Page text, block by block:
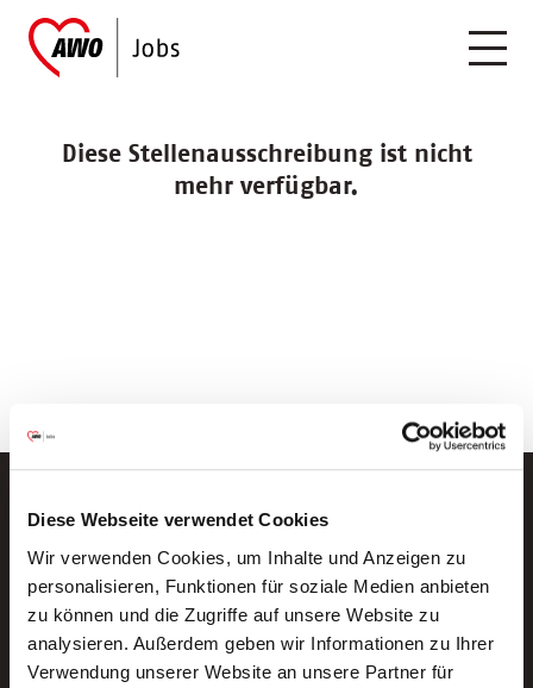
Diese Webseite verwendet Cookies
Wir verwenden Cookies, um Inhalte und Anzeigen zu
personalisieren, Funktionen für soziale Medien anbieten
zu können und die Zugriffe auf unsere Website zu
analysieren. Außerdem geben wir Informationen zu Ihrer
Verwendung unserer Website an unsere Partner für
Diese Stellenausschreibung ist nicht
mehr verfügbar.
Neue Stellen per E-Mail.
Ein kostenloser Service von AWO
Jobs.